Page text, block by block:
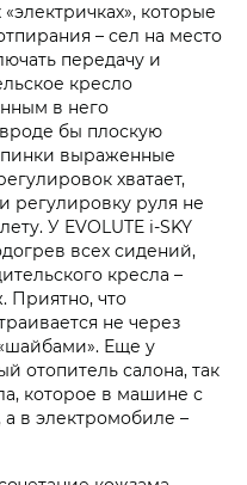
которые
– сел на место
передачу и
кресло
в него
бы плоскую
выраженные
хватает,
регулировку руля не
У EVOLUTE i‑SKY
всех сидений,
кресла –
что
не через
Еще у
отопитель салона, так
которое в машине с
в электромобиле –